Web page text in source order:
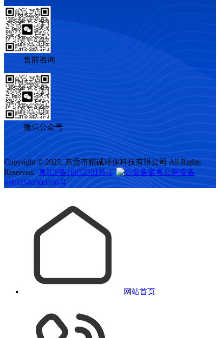
售前咨询
微信公众号
Copyright © 2025, 东莞市精诚环保科技有限公司 All Rights
Reserved. 粤ICP备18072701号-1
粤公网安备
41032502000206号
网站首页